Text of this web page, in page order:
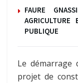
FAURE
PUBLIQUE
Le démarrage
projet de